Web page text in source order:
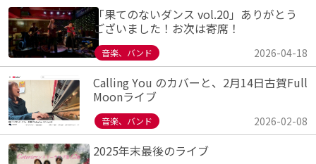
「果てのないダンス vol.20」ありがとう
ございました！お次は寄席！
音楽、バンド 2026-04-18
Calling You のカバーと、2月14日古賀Full
Moonライブ
音楽、バンド 2026-02-08
2025年末最後のライブ